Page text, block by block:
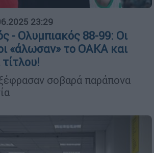
23:29
- Ολυμπιακός 88-99: Οι
«άλωσαν» το ΟΑΚΑ και
σοβαρά παράπονα